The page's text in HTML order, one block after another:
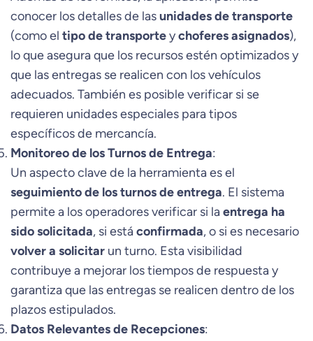
conocer los detalles de lasunidades de transporte
(como el tipo de transporteychoferes asignados),
lo que asegura que los recursos estén optimizados y
que las entregas se realicen con los vehículos
adecuados. También es posible verificar si se
requieren unidades especiales para tipos
específicos de mercancía.
Monitoreo de los Turnos de Entrega:
Un aspecto clave de la herramienta es el
seguimiento de los turnos de entrega. El sistema
permite a los operadores verificar si laentrega ha
sido solicitada, si estáconfirmada, o si es necesario
volver a solicitar un turno. Esta visibilidad
contribuye a mejorar los tiempos de respuesta y
garantiza que las entregas se realicen dentro de los
plazos estipulados.
Datos Relevantes de Recepciones: